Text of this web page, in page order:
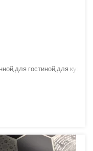
гостиной,для кухни